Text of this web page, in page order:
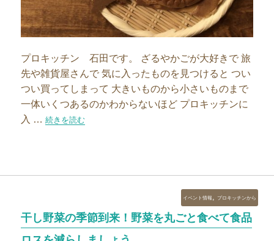
プロキッチン 石田です。 ざるやかごが大好きで 旅
先や雑貨屋さんで 気に入ったものを見つけると つい
つい買ってしまって 大きいものから小さいものまで
一体いくつあるのかわからないほど プロキッチンに
入 …“【スタッフブログ】ざる、かごいろいろ”の
続きを読む
干し野菜の季節到来！野菜を丸ごと食べて食品
カ
テ
ゴ
イベント情報 プロキッチンから